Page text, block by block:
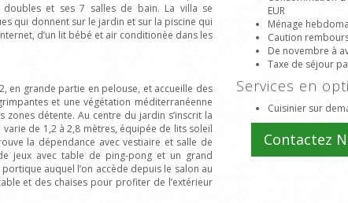
doubles et ses 7 salles de bain. La villa se
qui donnent sur le jardin et sur la piscine qui
d’un lit bébé et air conditionèe dans les
en grande partie en pelouse, et accueille des
et une végétation méditerranéenne
détente. Au centre du jardin s’inscrit la
de 1,2 à 2,8 mètres, équipée de lits soleil
la dépendance avec vestiaire et salle de
jeux avec table de ping-pong et un grand
auquel l’on accède depuis le salon au
et des chaises pour profiter de l’extérieur
EUR
Ménage
Caution
De novembre à
Taxe de séjour
Services en
Cuisinier sur
Contactez